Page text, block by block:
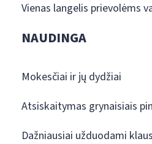
Vienas langelis prievolėms
NAUDINGA
Mokesčiai ir jų dydžiai
Atsiskaitymas grynaisiais
Dažniausiai užduodami